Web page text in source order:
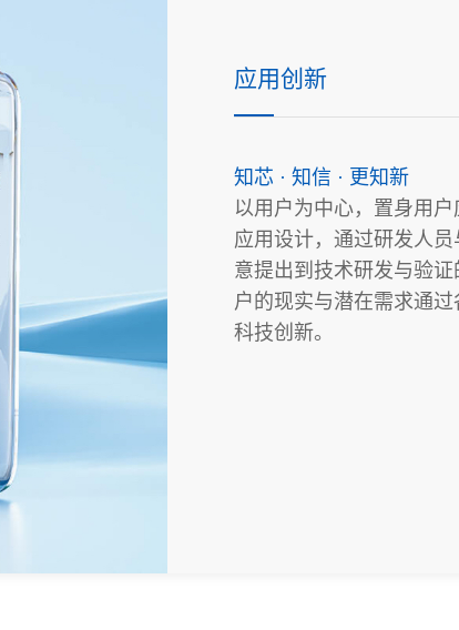
应用创新
知芯 · 知信 · 更知新
以用户为中心，置身用
应用设计，通过研发人
意提出到技术研发与验
户的现实与潜在需求通
科技创新。